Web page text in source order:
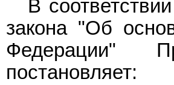
В
закона "Об
Федерации"
постановляет: